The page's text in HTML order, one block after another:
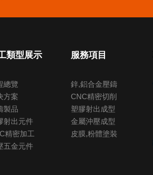
類型展示
總覽
方案
製品
射出元件
精密加工
五金元件
服務項目
鋅,鋁合金壓鑄
CNC精密切削
塑膠射出成型
金屬沖壓成型
皮膜,粉體塗裝